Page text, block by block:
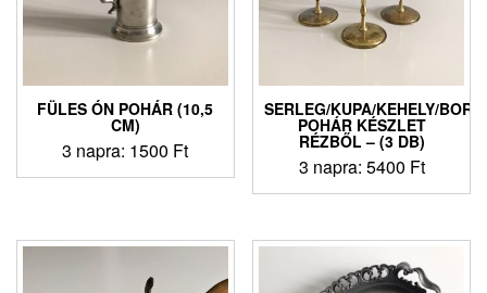
FÜLES ÓN POHÁR (10,5
CM)
3 napra: 1500 Ft
SERLEG/KUPA/KEHELY/
POHÁR KÉSZLET
RÉZBŐL – (3 DB)
3 napra: 5400 Ft